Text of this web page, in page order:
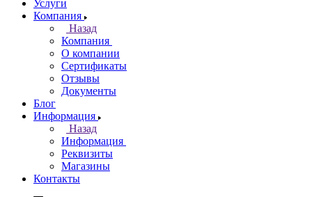
Услуги
Компания
Назад
Компания
О компании
Сертификаты
Отзывы
Документы
Блог
Информация
Назад
Информация
Реквизиты
Магазины
Контакты